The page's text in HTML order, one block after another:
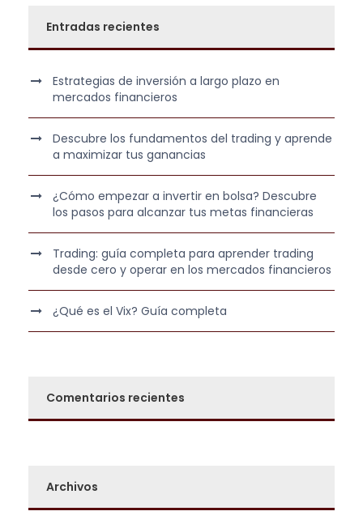
Entradas recientes
Estrategias de inversión a largo plazo en
mercados financieros
Descubre los fundamentos del trading y aprende
a maximizar tus ganancias
¿Cómo empezar a invertir en bolsa? Descubre
los pasos para alcanzar tus metas financieras
Trading: guía completa para aprender trading
desde cero y operar en los mercados financieros
¿Qué es el Vix? Guía completa
Comentarios recientes
Archivos